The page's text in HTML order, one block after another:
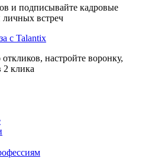
и подписывайте кадровые
личных встреч
с Talantix
настройте воронку,
2 клика